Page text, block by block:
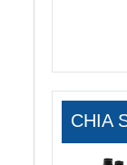
CHIA